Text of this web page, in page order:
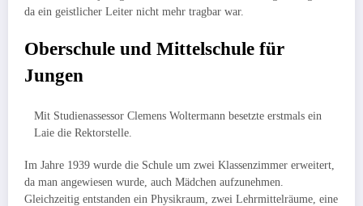
da ein geist­licher Leiter nicht mehr tragbar war.
Oberschule und Mittelschule für
Jungen
Mit Studienassessor Clemens Woltermann besetzte erstmals ein
Laie die Rektorstelle.
Im Jahre 1939 wurde die Schule um zwei Klassenzimmer erweitert,
da man angewiesen wurde, auch Mädchen aufzunehmen.
Gleichzeitig ent­standen ein Physikraum, zwei Lehrmittelräume, eine